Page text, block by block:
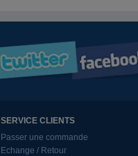
SERVICE CLIENTS
Passer une commande
Echange / Retour